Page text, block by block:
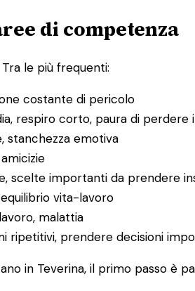
di competenza
le più frequenti:
costante di pericolo
respiro corto, paura di perdere
stanchezza emotiva
scelte importanti da prendere
vita-lavoro
malattia
ripetitivi, prendere decisioni
in Teverina, il primo passo è